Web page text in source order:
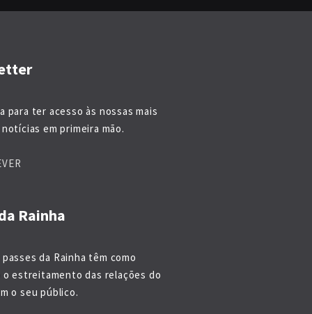
para ter acesso às nossas mais
em primeira mão.
Rainha
da Rainha têm como
estreitamento das relações do
o seu público.